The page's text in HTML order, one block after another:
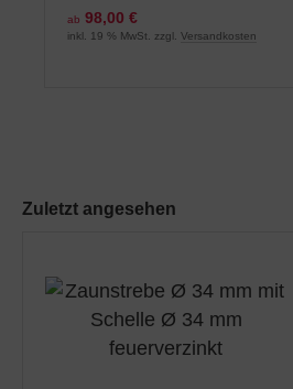
ab 98,00 €
inkl. 19 % MwSt. zzgl. Versandkosten
Zuletzt angesehen